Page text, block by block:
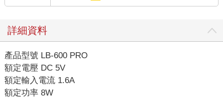
詳細資料
產品型號 LB-600 PRO
額定電壓 DC 5V
額定輸入電流 1.6A
額定功率 8W